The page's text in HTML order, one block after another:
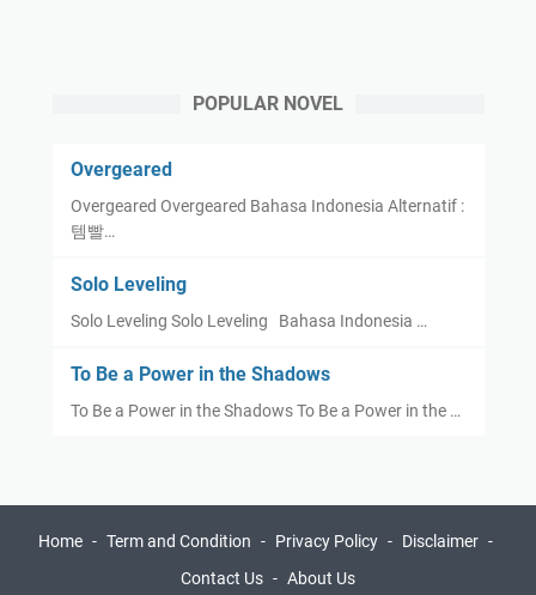
POPULAR NOVEL
Overgeared
Overgeared Overgeared Bahasa Indonesia Alternatif :
템빨…
Solo Leveling
Solo Leveling Solo Leveling Bahasa Indonesia …
To Be a Power in the Shadows
To Be a Power in the Shadows To Be a Power in the …
Home Term and Condition Privacy Policy
Disclaimer
Contact Us
About Us